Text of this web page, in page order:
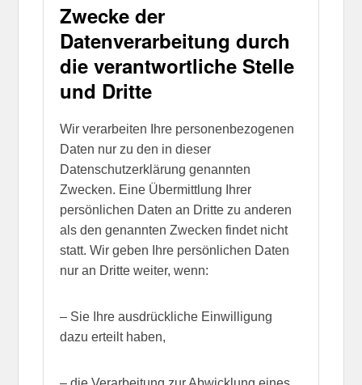
Zwecke der
Datenverarbeitung durch
die verantwortliche Stelle
und Dritte
Wir verarbeiten Ihre personenbezogenen
Daten nur zu den in dieser
Datenschutzerklärung genannten
Zwecken. Eine Übermittlung Ihrer
persönlichen Daten an Dritte zu anderen
als den genannten Zwecken findet nicht
statt. Wir geben Ihre persönlichen Daten
nur an Dritte weiter, wenn:
– Sie Ihre ausdrückliche Einwilligung
dazu erteilt haben,